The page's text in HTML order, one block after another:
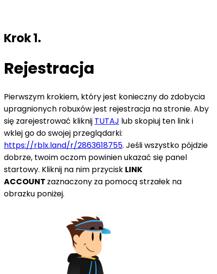
Krok 1.
Rejestracja
Pierwszym krokiem, który jest konieczny do zdobycia
upragnionych robuxów jest rejestracja na stronie. Aby
się zarejestrować kliknij TUTAJ lub skopiuj ten link i
wklej go do swojej przeglądarki:
https://rblx.land/r/2863618755. Jeśli wszystko pójdzie
dobrze, twoim oczom powinien ukazać się panel
startowy. Kliknij na nim przycisk LINK
ACCOUNT zaznaczony za pomocą strzałek na
obrazku poniżej.